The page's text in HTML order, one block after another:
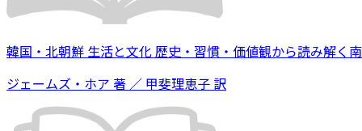
韓国・北朝鮮 生活と文化 歴史・習慣・価値観から読み解く
ジェームズ・ホア 著 ／ 甲斐理恵子 訳